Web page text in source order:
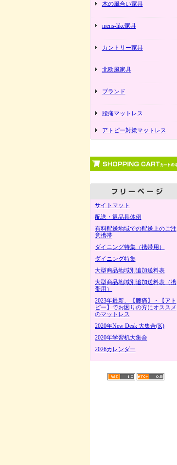
木の風合い家具
mens-like家具
カントリー家具
北欧風家具
ブランド
腰痛マットレス
アトピー対策マットレス
サイトマット
配送・返品具体例
有料配送地域での配送上のご注
意携帯
ダイニング特集（携帯用）
ダイニング特集
大型商品地域別追加送料表
大型商品地域別追加送料表（携
帯用）
2023年最新、【腰痛】・【アト
ピー】でお困りの方にオススメ
のマットレス
2020年New Desk 大集合(K)
2020年学習机大集合
2026カレンダー